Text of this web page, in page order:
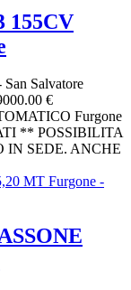
155CV
San Salvatore
€
Furgone
** POSSIBILITA
SEDE. ANCHE